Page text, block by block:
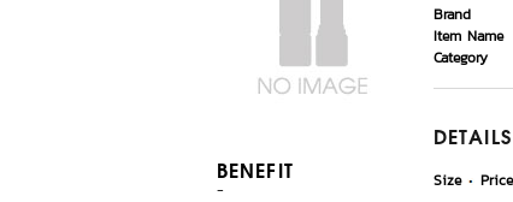
BENEFIT
-
Brand
Item Name
Category
DETAILS
Size Price